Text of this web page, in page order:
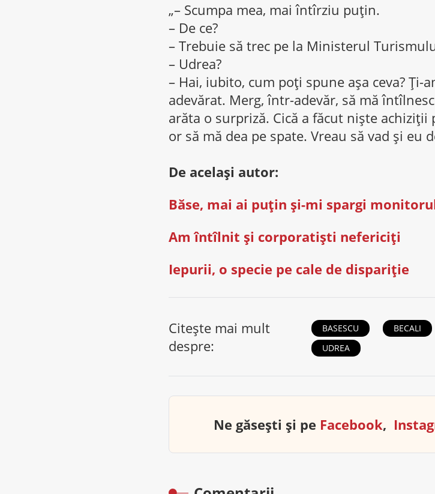
„– Scumpa mea, mai întîrziu puţin.
– De ce?
– Trebuie să trec pe la Ministerul
– Udrea?
– Hai, iubito, cum poţi spune aşa ceva? Ţi-
adevărat. Merg, într-adevăr, să mă
arăta o surpriză. Cică a făcut nişte
or să mă dea pe spate. Vreau să vad şi eu
De acelaşi autor:
Băse, mai ai puţin şi-mi spargi
Am întîlnit şi corporatişti nefericiţi
Iepurii, o specie pe cale de dispariţie
Citește mai mult
despre:
BASESCU BECALI
UDREA
Ne găsești și pe Facebook,